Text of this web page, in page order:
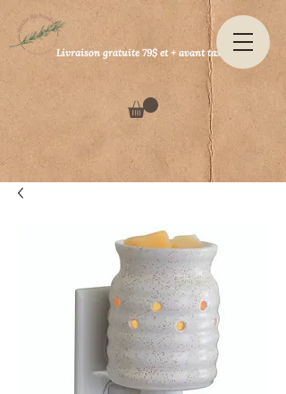
Livraison gratuite 79$ et + avant taxes